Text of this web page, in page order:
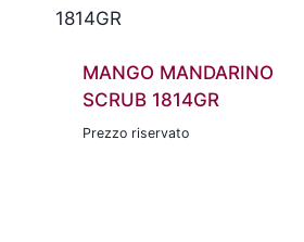
MANGO MANDARINO
SCRUB 1814GR
Prezzo riservato